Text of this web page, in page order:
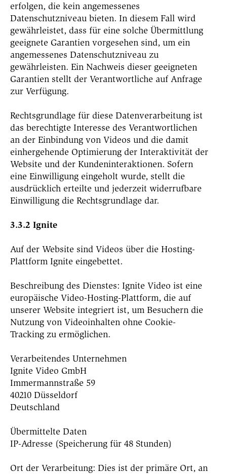
erfolgen, die kein angemessenes
Datenschutzniveau bieten. In diesem Fall wird
gewährleistet, dass für eine solche Übermittlung
geeignete Garantien vorgesehen sind, um ein
angemessenes Datenschutzniveau zu
gewährleisten. Ein Nachweis dieser geeigneten
Garantien stellt der Verantwortliche auf Anfrage
zur Verfügung.
Rechtsgrundlage für diese Datenverarbeitung ist
das berechtigte Interesse des Verantwortlichen
an der Einbindung von Videos und die damit
einhergehende Optimierung der Interaktivität der
Website und der Kundeninteraktionen. Sofern
eine Einwilligung eingeholt wurde, stellt die
ausdrücklich erteilte und jederzeit widerrufbare
Einwilligung die Rechtsgrundlage dar.
3.3.2 Ignite
Auf der Website sind Videos über die Hosting-
Plattform Ignite eingebettet.
Beschreibung des Dienstes: Ignite Video ist eine
europäische Video-Hosting-Plattform, die auf
unserer Website integriert ist, um Besuchern die
Nutzung von Videoinhalten ohne Cookie-
Tracking zu ermöglichen.
Verarbeitendes Unternehmen
Ignite Video GmbH
Immermannstraße 59
40210 Düsseldorf
Deutschland
Übermittelte Daten
IP-Adresse (Speicherung für 48 Stunden)
Ort der Verarbeitung: Dies ist der primäre Ort, an